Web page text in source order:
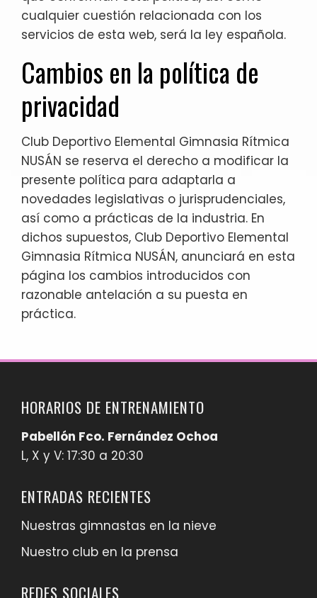
cualquier cuestión relacionada con los
servicios de esta web, será la ley española.
Cambios en la política de
privacidad
Club Deportivo Elemental Gimnasia Rítmica
NUSÁN se reserva el derecho a modificar la
presente política para adaptarla a
novedades legislativas o jurisprudenciales,
así como a prácticas de la industria. En
dichos supuestos, Club Deportivo Elemental
Gimnasia Rítmica NUSÁN, anunciará en esta
página los cambios introducidos con
razonable antelación a su puesta en
práctica.
HORARIOS DE ENTRENAMIENTO
Pabellón Fco. Fernández Ochoa
L, X y V: 17:30 a 20:30
ENTRADAS RECIENTES
Nuestras gimnastas en la nieve
Nuestro club en la prensa
REDES SOCIALES